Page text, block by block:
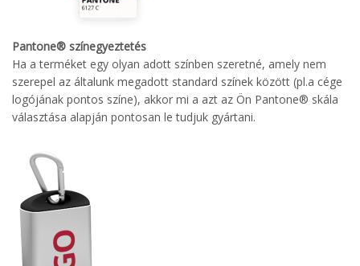
Pantone® színegyeztetés
Ha a terméket egy olyan adott színben szeretné, amely nem
szerepel az általunk megadott standard színek között (pl.a cége
logójának pontos színe), akkor mi a azt az Ön Pantone® skála
választása alapján pontosan le tudjuk gyártani.